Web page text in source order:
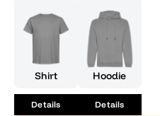
Shirt
Details
Hoodie
Details